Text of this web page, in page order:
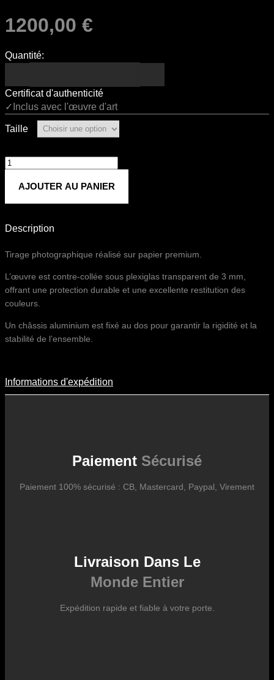
1200,00 €
Quantité:
Certificat d'authenticité
✓Inclus avec l'œuvre d'art
Taille
quantité
Untitled
840
AJOUTER AU PANIER
Description
Tirage photographique réalisé sur papier premium.
L’œuvre est contre-collée sous plexiglas transparent de 3 mm,
offrant une protection durable et une excellente restitution des
couleurs.
Un châssis aluminium est fixé au dos pour garantir la rigidité et la
stabilité de l’ensemble.
Informations D'expédition
des fluctuations tarifaires des transporteurs internationaux.
Informations d'expédition
Paiement Sécurisé
Paiement 100% sécurisé : CB, Mastercard, Paypal, Virement
Livraison Dans Le
Monde Entier
Expédition rapide et fiable à votre porte.